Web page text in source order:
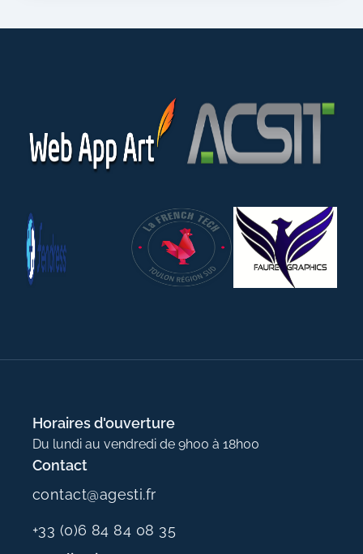
Horaires d'ouverture
Du lundi au vendredi de 9h00 à 18h00
Contact
contact@agesti.fr
+33 (0)6 84 84 08 35